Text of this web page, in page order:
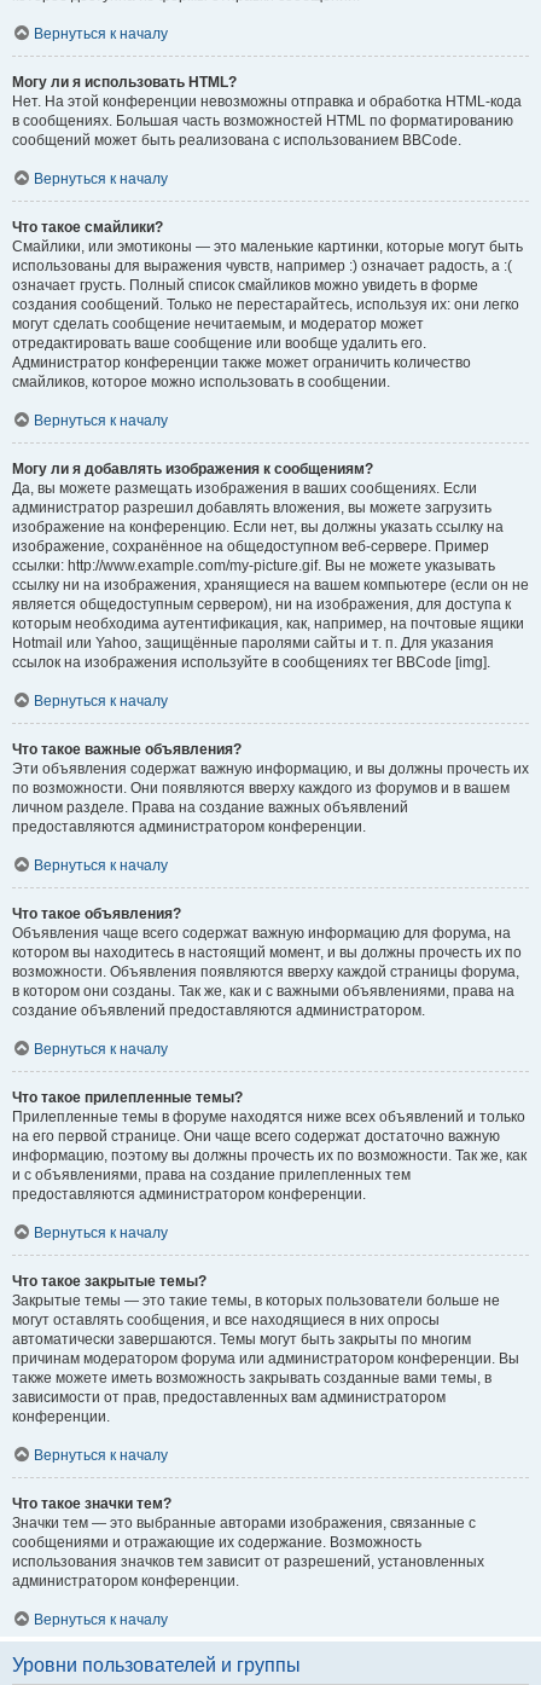
Вернуться к началу
Могу ли я использовать HTML?
Нет. На этой конференции невозможны отправка и обработка HTML-кода
в сообщениях. Большая часть возможностей HTML по форматированию
сообщений может быть реализована с использованием BBCode.
Вернуться к началу
Что такое смайлики?
Смайлики, или эмотиконы — это маленькие картинки, которые могут быть
использованы для выражения чувств, например :) означает радость, а :(
означает грусть. Полный список смайликов можно увидеть в форме
создания сообщений. Только не перестарайтесь, используя их: они легко
могут сделать сообщение нечитаемым, и модератор может
отредактировать ваше сообщение или вообще удалить его.
Администратор конференции также может ограничить количество
смайликов, которое можно использовать в сообщении.
Вернуться к началу
Могу ли я добавлять изображения к сообщениям?
Да, вы можете размещать изображения в ваших сообщениях. Если
администратор разрешил добавлять вложения, вы можете загрузить
изображение на конференцию. Если нет, вы должны указать ссылку на
изображение, сохранённое на общедоступном веб-сервере. Пример
ссылки: http://www.example.com/my-picture.gif. Вы не можете указывать
ссылку ни на изображения, хранящиеся на вашем компьютере (если он не
является общедоступным сервером), ни на изображения, для доступа к
которым необходима аутентификация, как, например, на почтовые ящики
Hotmail или Yahoo, защищённые паролями сайты и т. п. Для указания
ссылок на изображения используйте в сообщениях тег BBCode [img].
Вернуться к началу
Что такое важные объявления?
Эти объявления содержат важную информацию, и вы должны прочесть их
по возможности. Они появляются вверху каждого из форумов и в вашем
личном разделе. Права на создание важных объявлений
предоставляются администратором конференции.
Вернуться к началу
Что такое объявления?
Объявления чаще всего содержат важную информацию для форума, на
котором вы находитесь в настоящий момент, и вы должны прочесть их по
возможности. Объявления появляются вверху каждой страницы форума,
в котором они созданы. Так же, как и с важными объявлениями, права на
создание объявлений предоставляются администратором.
Вернуться к началу
Что такое прилепленные темы?
Прилепленные темы в форуме находятся ниже всех объявлений и только
на его первой странице. Они чаще всего содержат достаточно важную
информацию, поэтому вы должны прочесть их по возможности. Так же, как
и с объявлениями, права на создание прилепленных тем
предоставляются администратором конференции.
Вернуться к началу
Что такое закрытые темы?
Закрытые темы — это такие темы, в которых пользователи больше не
могут оставлять сообщения, и все находящиеся в них опросы
автоматически завершаются. Темы могут быть закрыты по многим
причинам модератором форума или администратором конференции. Вы
также можете иметь возможность закрывать созданные вами темы, в
зависимости от прав, предоставленных вам администратором
конференции.
Вернуться к началу
Что такое значки тем?
Значки тем — это выбранные авторами изображения, связанные с
сообщениями и отражающие их содержание. Возможность
использования значков тем зависит от разрешений, установленных
администратором конференции.
Вернуться к началу
Уровни пользователей и группы